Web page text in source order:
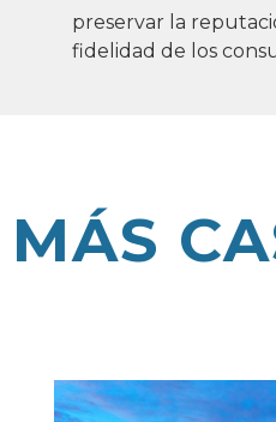
preservar la
fidelidad de los
MÁS